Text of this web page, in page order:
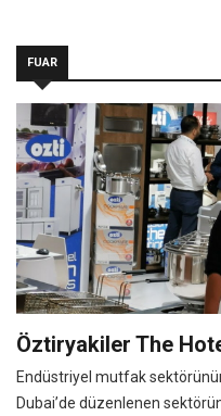
FUAR
Öztiryakiler The
Endüstriyel mutfak
Dubai’de düzenlenen